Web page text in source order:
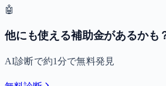
🤖
他にも使える補助金があるかも
AI診断で約1分で無料発見